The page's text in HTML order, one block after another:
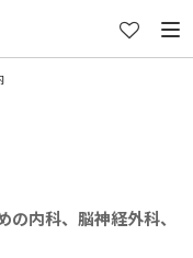
内科、脳神経外科、